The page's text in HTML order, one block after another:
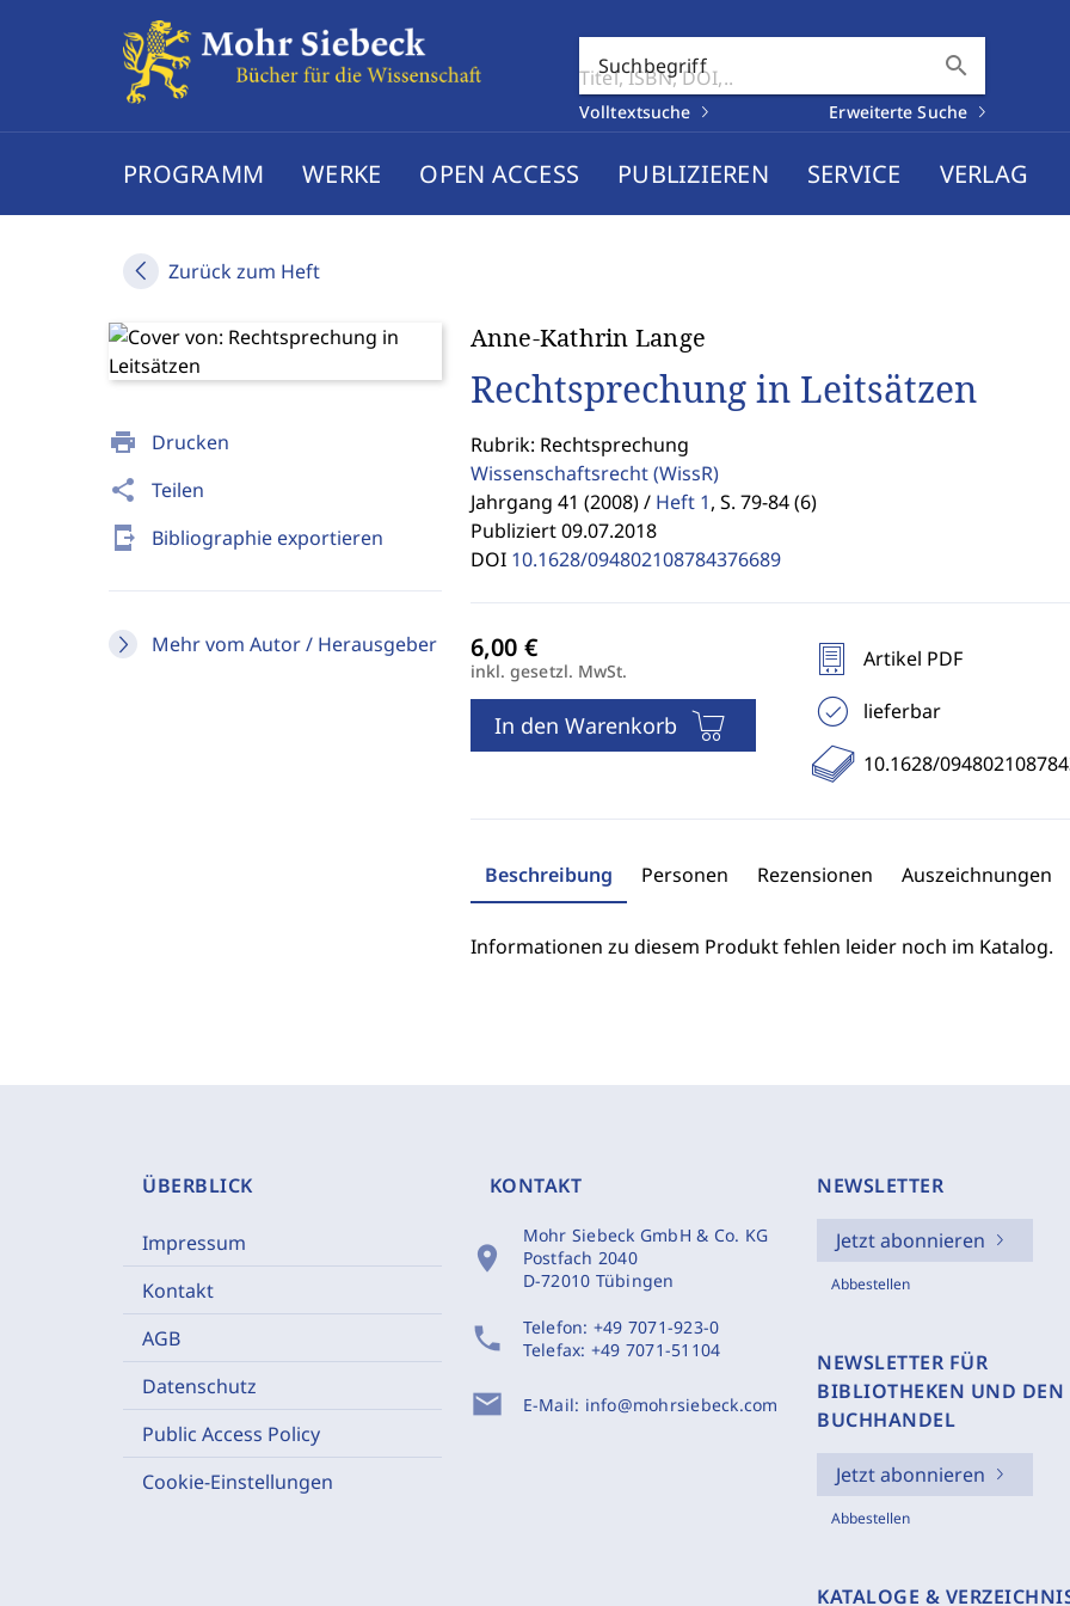
Suchbegriff search
Volltextsuche Erweiterte Suche
PROGRAMM WERKE OPEN ACCESS PUBLIZIEREN SERVICE VERLAG
Zurück zum Heft
print Drucken
share Teilen
send_to_mobile Bibliographie exportieren
Mehr vom Autor / Herausgeber
Anne-Kathrin Lange
Rechtsprechung in Leitsätzen
Rubrik: Rechtsprechung
Wissenschaftsrecht(WissR)
Jahrgang 41 (2008) / Heft 1, S. 79-84 (6)
Publiziert 09.07.2018
DOI 10.1628/094802108784376689
inkl. gesetzl. MwSt.
In den Warenkorb
Artikel PDF
lieferbar
10.1628/
Beschreibung Personen Rezensionen Auszeichnungen
Informationen zu diesem Produkt fehlen leider noch im Katalog.
ÜBERBLICK
Impressum
Kontakt
AGB
Datenschutz
Public Access Policy
Cookie-Einstellungen
KONTAKT
location_on
Mohr Siebeck GmbH & Co. KG
Postfach 2040
D-72010 Tübingen
phone Telefon: +49 7071-923-0
Telefax: +49 7071-51104
mail E-Mail: info@mohrsiebeck.com
NEWSLETTER
Jetzt abonnieren
Abbestellen
NEWSLETTER FÜR
BIBLIOTHEKEN UND DEN
BUCHHANDEL
Jetzt abonnieren
Abbestellen
KATALOGE &